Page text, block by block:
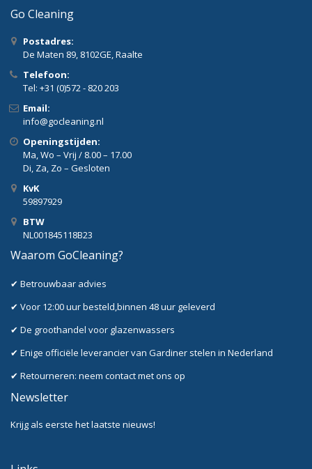
Go Cleaning
Postadres:
De Maten 89, 8102GE, Raalte
Telefoon:
Tel: +31 (0)572 - 820 203
Email:
info@gocleaning.nl
Openingstijden:
Ma, Wo – Vrij / 8.00 – 17.00
Di, Za, Zo – Gesloten
KvK
59897929
BTW
NL001845118B23
Waarom GoCleaning?
✔ Betrouwbaar advies
✔ Voor 12:00 uur besteld,binnen 48 uur geleverd
✔ De groothandel voor glazenwassers
✔ Enige officiële leverancier van Gardiner stelen in Nederland
✔ Retourneren: neem contact met ons op
Newsletter
Krijg als eerste het laatste nieuws!